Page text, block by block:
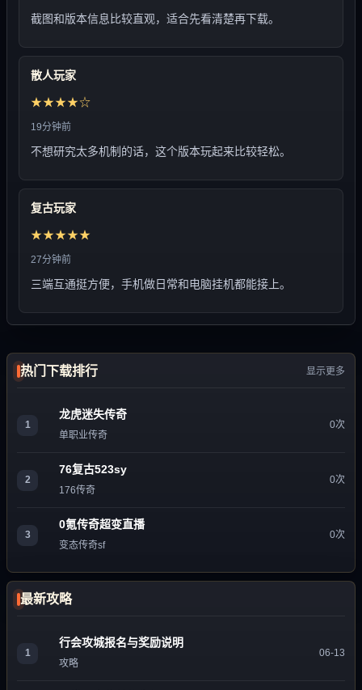
截图和版本信息比较直观，适合先看清楚再下载。
散人玩家
★★★★☆
19分钟前
不想研究太多机制的话，这个版本玩起来比较轻松。
复古玩家
★★★★★
27分钟前
三端互通挺方便，手机做日常和电脑挂机都能接上。
热门下载排行 显示更多
1
龙虎迷失传奇
单职业传奇
0次
2
76复古523sy
176传奇
0次
3
0氪传奇超变直播
变态传奇sf
0次
最新攻略
1
行会攻城报名与奖励说明
攻略
06-13